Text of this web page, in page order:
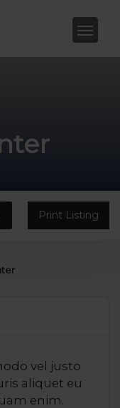
Print Listing
vel justo
aliquet eu
enim.